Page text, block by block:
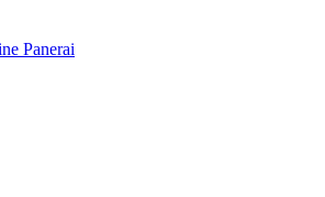
Panerai